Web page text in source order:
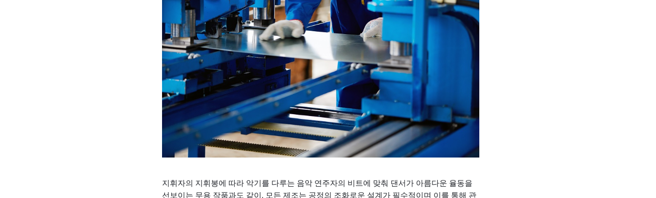
지휘자의 지휘봉에 따라 악기를 다루는 음악 연주자의 비트에 맞춰 댄서가 아름다운 율동을
선보이는 무용 작품과도 같이, 모든 제조는 공정의 조화로운 설계가 필수적이며 이를 통해 관